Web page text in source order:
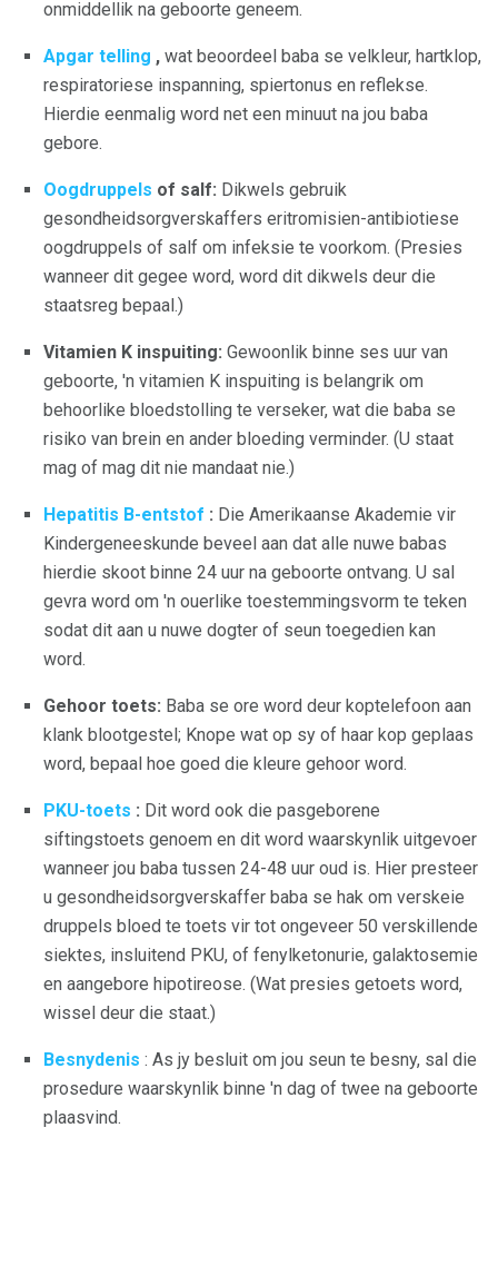
onmiddellik na geboorte geneem.
Apgar telling , wat beoordeel baba se velkleur, hartklop,
respiratoriese inspanning, spiertonus en reflekse.
Hierdie eenmalig word net een minuut na jou baba
gebore.
Oogdruppels of salf: Dikwels gebruik
gesondheidsorgverskaffers eritromisien-antibiotiese
oogdruppels of salf om infeksie te voorkom. (Presies
wanneer dit gegee word, word dit dikwels deur die
staatsreg bepaal.)
Vitamien K inspuiting: Gewoonlik binne ses uur van
geboorte, 'n vitamien K inspuiting is belangrik om
behoorlike bloedstolling te verseker, wat die baba se
risiko van brein en ander bloeding verminder. (U staat
mag of mag dit nie mandaat nie.)
Hepatitis B-entstof : Die Amerikaanse Akademie vir
Kindergeneeskunde beveel aan dat alle nuwe babas
hierdie skoot binne 24 uur na geboorte ontvang. U sal
gevra word om 'n ouerlike toestemmingsvorm te teken
sodat dit aan u nuwe dogter of seun toegedien kan
word.
Gehoor toets: Baba se ore word deur koptelefoon aan
klank blootgestel; Knope wat op sy of haar kop geplaas
word, bepaal hoe goed die kleure gehoor word.
PKU-toets : Dit word ook die pasgeborene
siftingstoets genoem en dit word waarskynlik uitgevoer
wanneer jou baba tussen 24-48 uur oud is. Hier presteer
u gesondheidsorgverskaffer baba se hak om verskeie
druppels bloed te toets vir tot ongeveer 50 verskillende
siektes, insluitend PKU, of fenylketonurie, galaktosemie
en aangebore hipotireose. (Wat presies getoets word,
wissel deur die staat.)
Besnydenis : As jy besluit om jou seun te besny, sal die
prosedure waarskynlik binne 'n dag of twee na geboorte
plaasvind.